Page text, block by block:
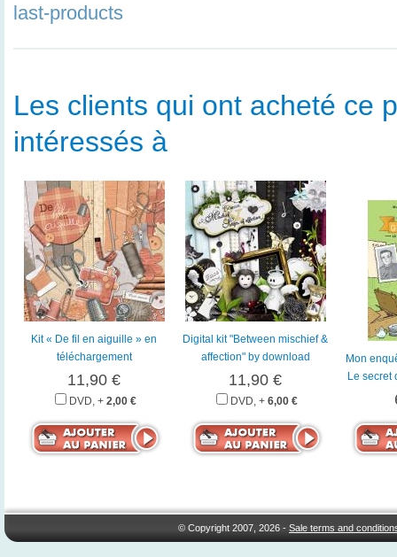
last-products
Les clients qui ont acheté ce
intéressés à
Kit « De fil en aiguille » en
téléchargement
11,90 €
DVD, + 2,00 €
Digital kit "Between mischief &
affection" by download
11,90 €
DVD, + 6,00 €
Mon
Le secret
© Copyright 2007, 2026 -Sale terms and